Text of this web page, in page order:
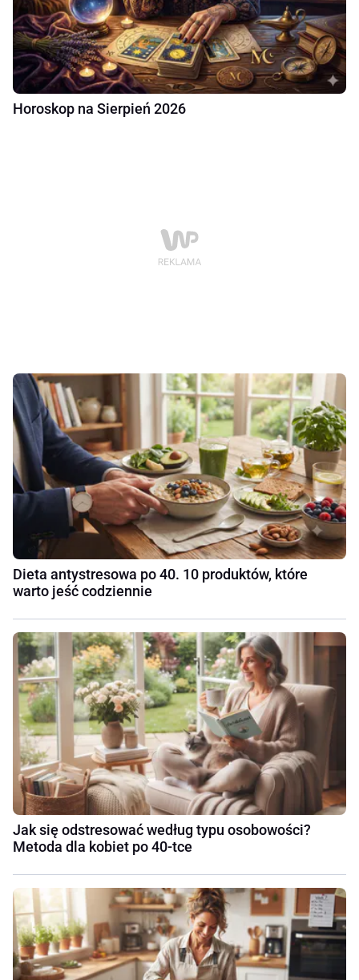
Horoskop na Sierpień 2026
Dieta antystresowa po 40. 10 produktów, które
warto jeść codziennie
Jak się odstresować według typu osobowości?
Metoda dla kobiet po 40-tce